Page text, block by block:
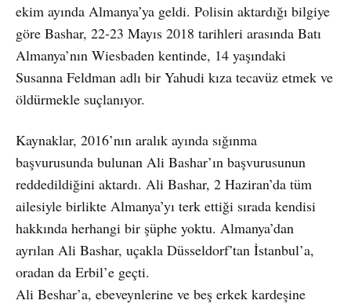
ekim ayında Almanya’ya geldi. Polisin aktardığı bilgiye
göre Bashar, 22-23 Mayıs 2018 tarihleri arasında Batı
Almanya’nın Wiesbaden kentinde, 14 yaşındaki
Susanna Feldman adlı bir Yahudi kıza tecavüz etmek ve
öldürmekle suçlanıyor.
Kaynaklar, 2016’nın aralık ayında sığınma
başvurusunda bulunan Ali Bashar’ın başvurusunun
reddedildiğini aktardı. Ali Bashar, 2 Haziran’da tüm
ailesiyle birlikte Almanya’yı terk ettiği sırada kendisi
hakkında herhangi bir şüphe yoktu. Almanya’dan
ayrılan Ali Bashar, uçakla Düsseldorf’tan İstanbul’a,
oradan da Erbil’e geçti.
Ali Beshar’a, ebeveynlerine ve beş erkek kardeşine